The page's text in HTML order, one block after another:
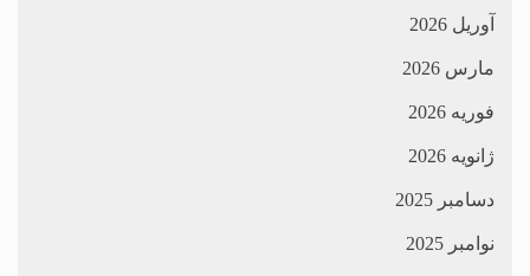
آوریل 2026
مارس 2026
فوریه 2026
ژانویه 2026
دسامبر 2025
نوامبر 2025